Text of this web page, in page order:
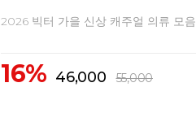
2026 빅터 가을 신상 캐주얼 의류 모
16% 46,000 55,000